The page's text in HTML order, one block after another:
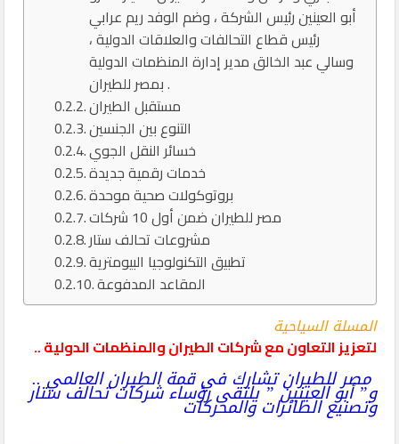
أبو العينين رئيس الشركة ، وضم الوفد ريم عرابي
رئيس قطاع التحالفات والعلاقات الدولية ،
وسالي عبد الخالق مدير إدارة المنظمات الدولية
بمصر للطيران .
مستقبل الطيران
التنوع بين الجنسين
خسائر النقل الجوي
خدمات رقمية جديدة
بروتوكولات صحية موحدة
مصر للطيران ضمن أول 10 شركات
مشروعات تحالف ستار
تطبيق التكنولوجيا البيومترية
المقاعد المدفوعة
المسلة السياحية
لتعزيز التعاون مع شركات الطيران والمنظمات الدولية ..
مصر للطيران تشارك في قمة الطيران العالمي ..
و” أبو العينين ” يلتقى رؤساء شركات تحالف ستار
وتصنيع الطائرات والمحركات